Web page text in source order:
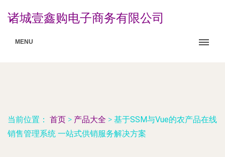
诸城壹鑫购电子商务有限公司
MENU
当前位置： 首页 > 产品大全 > 基于SSM与Vue的农产品在线
销售管理系统 一站式供销服务解决方案